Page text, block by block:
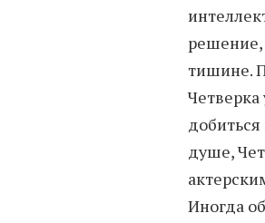
решение,
тишине.
душе,
Иногда